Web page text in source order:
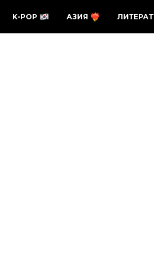
K-POP АЗИЯ